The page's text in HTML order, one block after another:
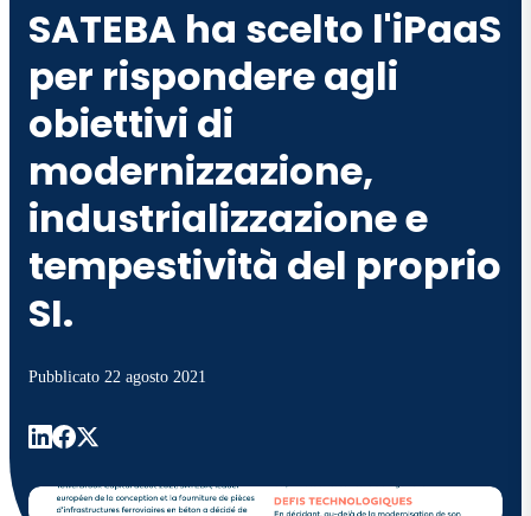
SATEBA ha scelto l'iPaaS
per rispondere agli
obiettivi di
modernizzazione,
industrializzazione e
tempestività del proprio
SI.
Pubblicato 22 agosto 2021